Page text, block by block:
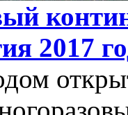
2017